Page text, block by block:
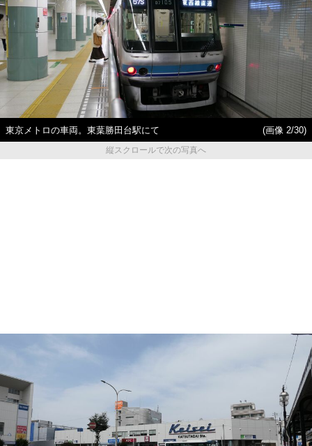
東京メトロの車両。東葉勝田台駅にて
(画像 2/30)
縦スクロールで次の写真へ